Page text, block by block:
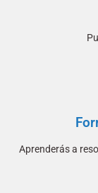
Aprenderás a